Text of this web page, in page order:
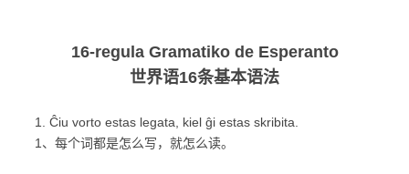
16-regula Gramatiko de Esperanto
世界语16条基本语法
1. Ĉiu vorto estas legata, kiel ĝi estas skribita.
1、每个词都是怎么写，就怎么读。